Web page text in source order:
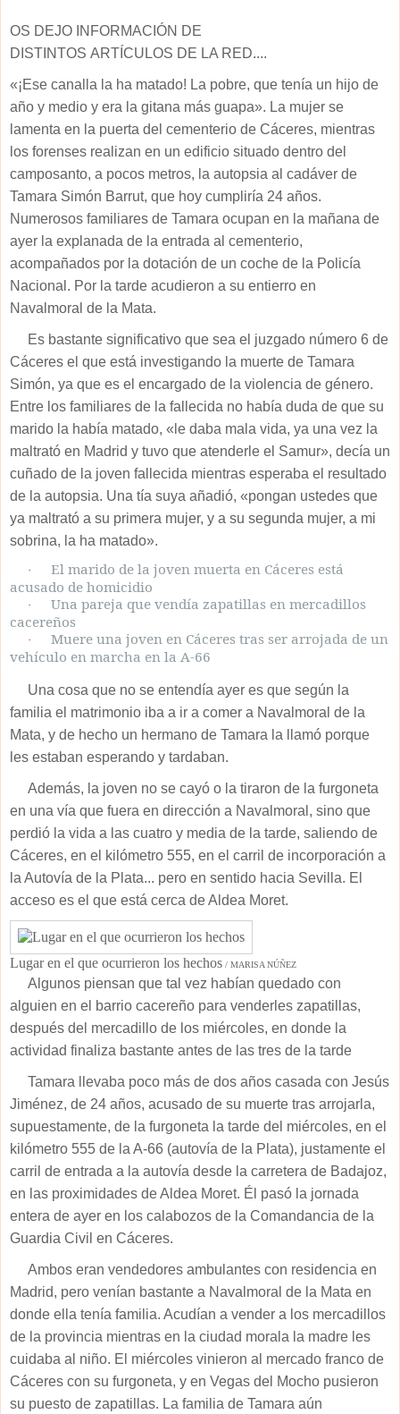
OS DEJO INFORMACIÓN DE
DISTINTOS ARTÍCULOS DE LA RED....
«¡Ese canalla la ha matado! La pobre, que tenía un hijo de
año y medio y era la gitana más guapa». La mujer se
lamenta en la puerta del cementerio de Cáceres, mientras
los forenses realizan en un edificio situado dentro del
camposanto, a pocos metros, la autopsia al cadáver de
Tamara Simón Barrut, que hoy cumpliría 24 años.
Numerosos familiares de Tamara ocupan en la mañana de
ayer la explanada de la entrada al cementerio,
acompañados por la dotación de un coche de la Policía
Nacional. Por la tarde acudieron a su entierro en
Navalmoral de la Mata.
Es bastante significativo que sea el juzgado número 6 de
Cáceres el que está investigando la muerte de Tamara
Simón, ya que es el encargado de la violencia de género.
Entre los familiares de la fallecida no había duda de que su
marido la había matado, «le daba mala vida, ya una vez la
maltrató en Madrid y tuvo que atenderle el Samur», decía un
cuñado de la joven fallecida mientras esperaba el resultado
de la autopsia. Una tía suya añadió, «pongan ustedes que
ya maltrató a su primera mujer, y a su segunda mujer, a mi
sobrina, la ha matado».
·
El marido de la joven muerta en Cáceres está
acusado de homicidio
·
Una pareja que vendía zapatillas en mercadillos
cacereños
·
Muere una joven en Cáceres tras ser arrojada de un
vehículo en marcha en la A-66
Una cosa que no se entendía ayer es que según la
familia el matrimonio iba a ir a comer a Navalmoral de la
Mata, y de hecho un hermano de Tamara la llamó porque
les estaban esperando y tardaban.
Además, la joven no se cayó o la tiraron de la furgoneta
en una vía que fuera en dirección a Navalmoral, sino que
perdió la vida a las cuatro y media de la tarde, saliendo de
Cáceres, en el kilómetro 555, en el carril de incorporación a
la Autovía de la Plata... pero en sentido hacia Sevilla. El
acceso es el que está cerca de Aldea Moret.
Lugar en el que ocurrieron los hechos / MARISA NÚÑEZ
Algunos piensan que tal vez habían quedado con
alguien en el barrio cacereño para venderles zapatillas,
después del mercadillo de los miércoles, en donde la
actividad finaliza bastante antes de las tres de la tarde
Tamara llevaba poco más de dos años casada con Jesús
Jiménez, de 24 años, acusado de su muerte tras arrojarla,
supuestamente, de la furgoneta la tarde del miércoles, en el
kilómetro 555 de la A-66 (autovía de la Plata), justamente el
carril de entrada a la autovía desde la carretera de Badajoz,
en las proximidades de Aldea Moret. Él pasó la jornada
entera de ayer en los calabozos de la Comandancia de la
Guardia Civil en Cáceres.
Ambos eran vendedores ambulantes con residencia en
Madrid, pero venían bastante a Navalmoral de la Mata en
donde ella tenía familia. Acudían a vender a los mercadillos
de la provincia mientras en la ciudad morala la madre les
cuidaba al niño. El miércoles vinieron al mercado franco de
Cáceres con su furgoneta, y en Vegas del Mocho pusieron
su puesto de zapatillas. La familia de Tamara aún